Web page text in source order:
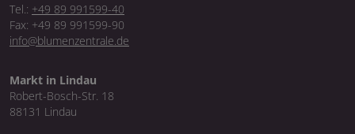
Tel.: +49 89 991599-40
Fax: +49 89 991599-90
info@blumenzentrale.de
Markt in Lindau
Robert-Bosch-Str. 18
88131 Lindau